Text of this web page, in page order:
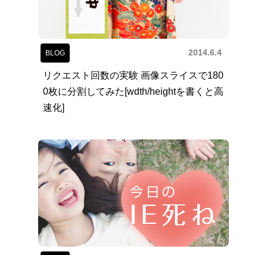
BLOG 2014.6.4
リクエスト回数の実験 画像スライスで180
0枚に分割してみた[wdth/heightを書くと高
速化]